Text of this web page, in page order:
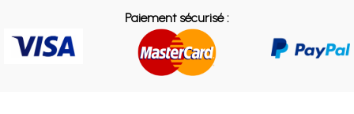
Paiement sécurisé :